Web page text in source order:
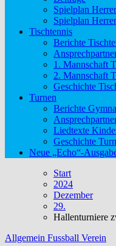
Spielplan
Spielplan
Tischtennis
Berichte
1. Mannschaft
2. Mannschaft
Geschichte
Turnen
Berichte
Liedtexte
Geschichte
Neue „Echo“-
Start
2024
Dezember
29.
Hallenturniere
Allgemein Fussball Verein